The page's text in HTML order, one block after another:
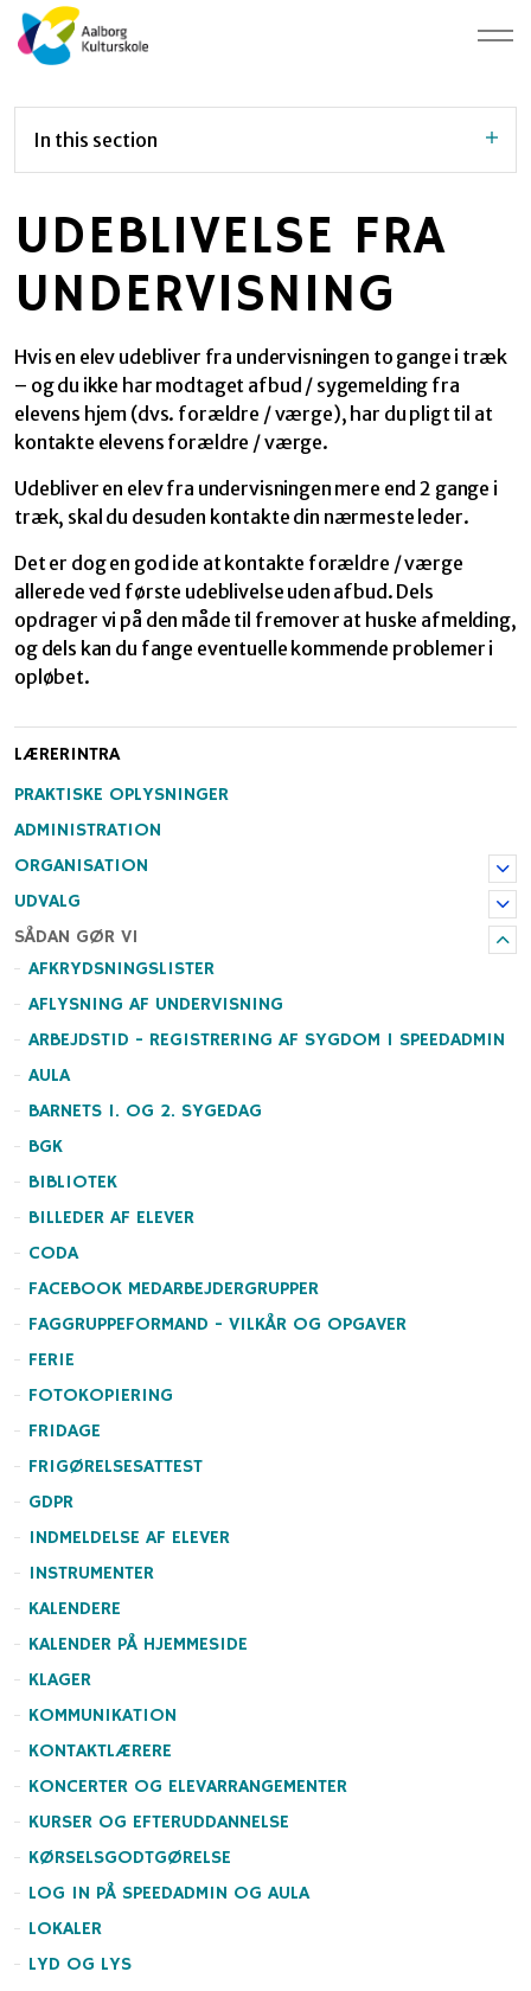
In this section
UDEBLIVELSE FRA
UNDERVISNING
Hvis en elev udebliver fra undervisningen to gange i træk
– og du ikke har modtaget afbud / sygemelding fra
elevens hjem (dvs. forældre / værge), har du pligt til at
kontakte elevens forældre / værge.
Udebliver en elev fra undervisningen mere end 2 gange i
træk, skal du desuden kontakte din nærmeste leder.
Det er dog en god ide at kontakte forældre / værge
allerede ved første udeblivelse uden afbud. Dels
opdrager vi på den måde til fremover at huske afmelding,
og dels kan du fange eventuelle kommende problemer i
opløbet.
LÆRERINTRA
PRAKTISKE OPLYSNINGER
ADMINISTRATION
ORGANISATION
UDVALG
SÅDAN GØR VI
AFKRYDSNINGSLISTER
AFLYSNING AF UNDERVISNING
ARBEJDSTID - REGISTRERING AF SYGDOM I SPEEDADMIN
AULA
BARNETS 1. OG 2. SYGEDAG
BGK
BIBLIOTEK
BILLEDER AF ELEVER
CODA
FACEBOOK MEDARBEJDERGRUPPER
FAGGRUPPEFORMAND - VILKÅR OG OPGAVER
FERIE
FOTOKOPIERING
FRIDAGE
FRIGØRELSESATTEST
GDPR
INDMELDELSE AF ELEVER
INSTRUMENTER
KALENDERE
KALENDER PÅ HJEMMESIDE
KLAGER
KOMMUNIKATION
KONTAKTLÆRERE
KONCERTER OG ELEVARRANGEMENTER
KURSER OG EFTERUDDANNELSE
KØRSELSGODTGØRELSE
LOG IN PÅ SPEEDADMIN OG AULA
LOKALER
LYD OG LYS